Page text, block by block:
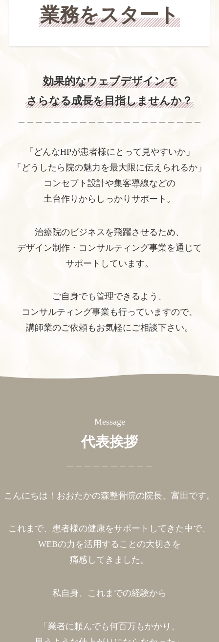
業務をスタート
効果的なウェブデザインで
さらなる成長を目指しませんか？
「どんなHPが患者様にとって見やすいか」
「どうしたら院の魅力を最大限に伝えられるか」
コンセプト設計や集客導線などの
土台作りからしっかりサポート。
治療院のビジネスを飛躍させるため、
デザイン制作・コンサルティング事業を通じて
サポートしています。
ご自身でも管理できるよう、
コンサルティング事業も行っていますので、
講師業のご依頼もお気軽にご相談下さい。
Message
代表挨拶
こんにちは！おおたかの森整骨院の院長、富田です。
これまで、患者様の健康をサポートしてきた中で、
WEBの力を活用することの大切さを
痛感してきました。
私自身、これまでの経験から
「業者に頼んでも何百万もかかり、